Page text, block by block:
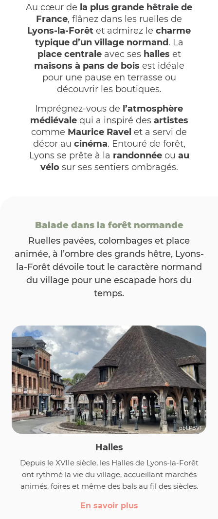
Au cœur de la plus grande hêtraie de
France, flânez dans les ruelles de
Lyons-la-Forêt et admirez le charme
typique d’un village normand. La
place centraleavec ses halles et
maisons à pans de bois est idéale
pour une pause en terrasse ou
découvrir les boutiques.
Imprégnez-vous de l’atmosphère
médiévalequi a inspiré des artistes
comme Maurice Ravel et a servi de
décor au cinéma. Entouré de forêt,
Lyons se prête à la randonnéeou au
vélosur ses sentiers ombragés.
Balade dans la forêt normande
Ruelles pavées, colombages et place
animée, à l’ombre des grands hêtre, Lyons-
la-Forêt dévoile tout le caractère normand
du village pour une escapade hors du
temps.
pbLPBVF
Halles
Depuis le XVIIe siècle, les Halles de Lyons-la-Forêt
ont rythmé la vie du village, accueillant marchés
animés, foires et même des bals au fil des siècles.
En savoir plus